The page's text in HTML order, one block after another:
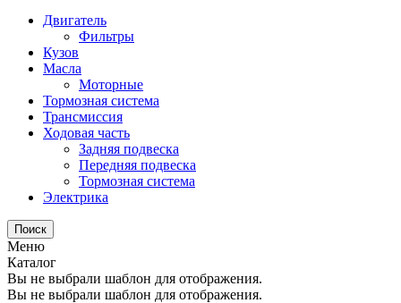
Двигатель
Фильтры
Кузов
Масла
Моторные
Тормозная система
Трансмиссия
Ходовая часть
Задняя подвеска
Передняя подвеска
Тормозная система
Электрика
Поиск
Меню
Каталог
Вы не выбрали шаблон для отображения.
Вы не выбрали шаблон для отображения.